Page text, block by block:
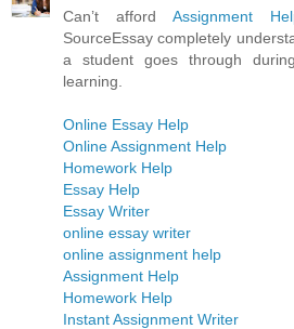
Can’t afford Assignment
SourceEssay completely
a student goes through
learning.
Online Essay Help
Online Assignment Help
Homework Help
Essay Help
Essay Writer
online essay writer
online assignment help
Assignment Help
Homework Help
Instant Assignment Writer